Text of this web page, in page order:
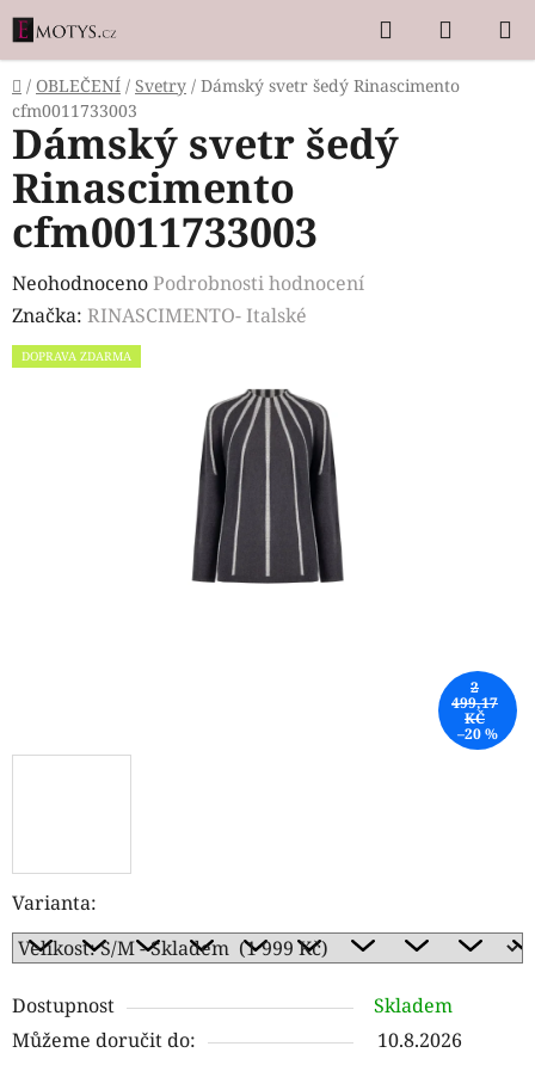
Přejít
na
obsah
Hledat
KOŠÍK
Domů
/ OBLEČENÍ / Svetry / Dámský svetr šedý Rinascimento
cfm0011733003
Varianta:
Dostupnost
Skladem
Můžeme doručit do:
10.8.2026
Dámský svetr šedý
Rinascimento
cfm0011733003
Průměrné
hodnocení
produktu
NeohodnocenoPodrobnosti hodnocení
Značka: RINASCIMENTO- Italské
DOPRAVA ZDARMA
2
499,17
KČ
–20 %